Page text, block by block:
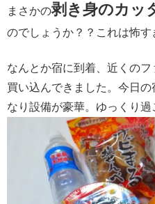
まさかの剥き身のカッ
のでしょうか？？これは怖す
なんとか宿に到着、近くの
買い込んできました。今日
なり設備が豪華。ゆっくり過